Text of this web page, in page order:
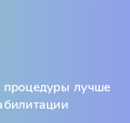
лучше